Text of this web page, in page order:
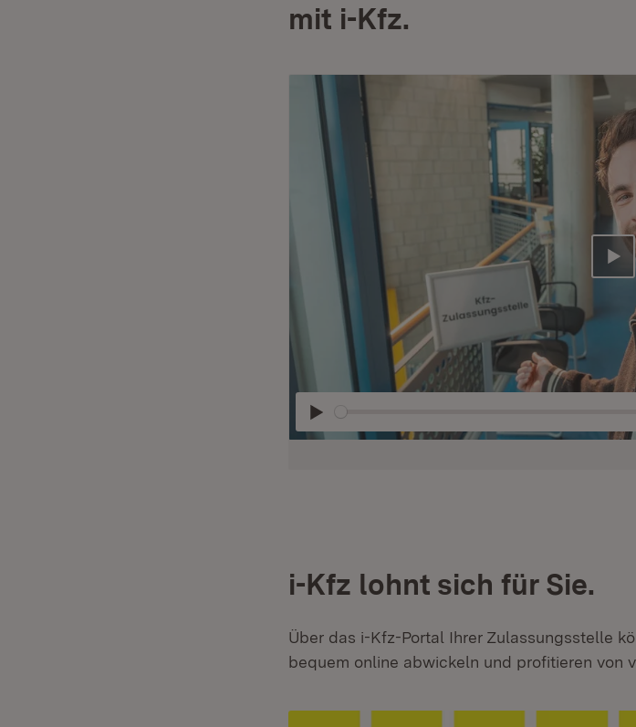
mit i-Kfz.
Abspielen
i-Kfz lohnt sich für Sie.
Über das i-Kfz-Portal Ihrer Zulassungsstelle
bequem online abwickeln und profitieren von